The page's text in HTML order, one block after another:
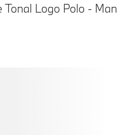
Logo Polo - Man